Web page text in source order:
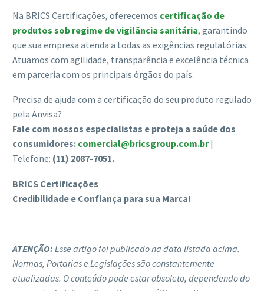
Na BRICS Certificações, oferecemos certificação de
produtos sob regime de vigilância sanitária, garantindo
que sua empresa atenda a todas as exigências regulatórias.
Atuamos com agilidade, transparência e excelência técnica
em parceria com os principais órgãos do país.
Precisa de ajuda com a certificação do seu produto regulado
pela Anvisa?
Fale com nossos especialistas e proteja a saúde dos
consumidores: comercial@bricsgroup.com.br|
Telefone: (11) 2087-7051.
BRICS Certificações
Credibilidade e Confiança para sua Marca!
ATENÇÃO: Esse artigo foi publicado na data listada acima.
Normas, Portarias e Legislações são constantemente
atualizadas. O conteúdo pode estar obsoleto, dependendo do